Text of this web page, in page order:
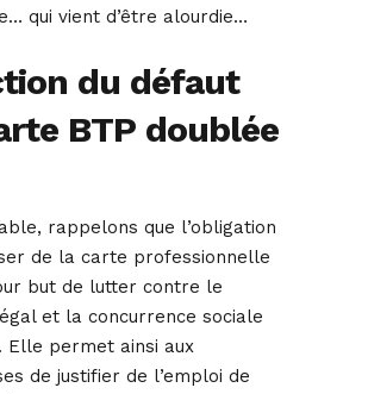
qui vient d’être alourdie…
du défaut
BTP doublée
rappelons que l’obligation
de la carte professionnelle
but de lutter contre le
et la concurrence sociale
Elle permet ainsi aux
de justifier de l’emploi de